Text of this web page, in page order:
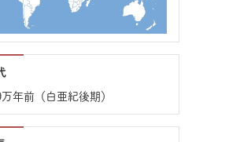
年前（白亜紀後期）